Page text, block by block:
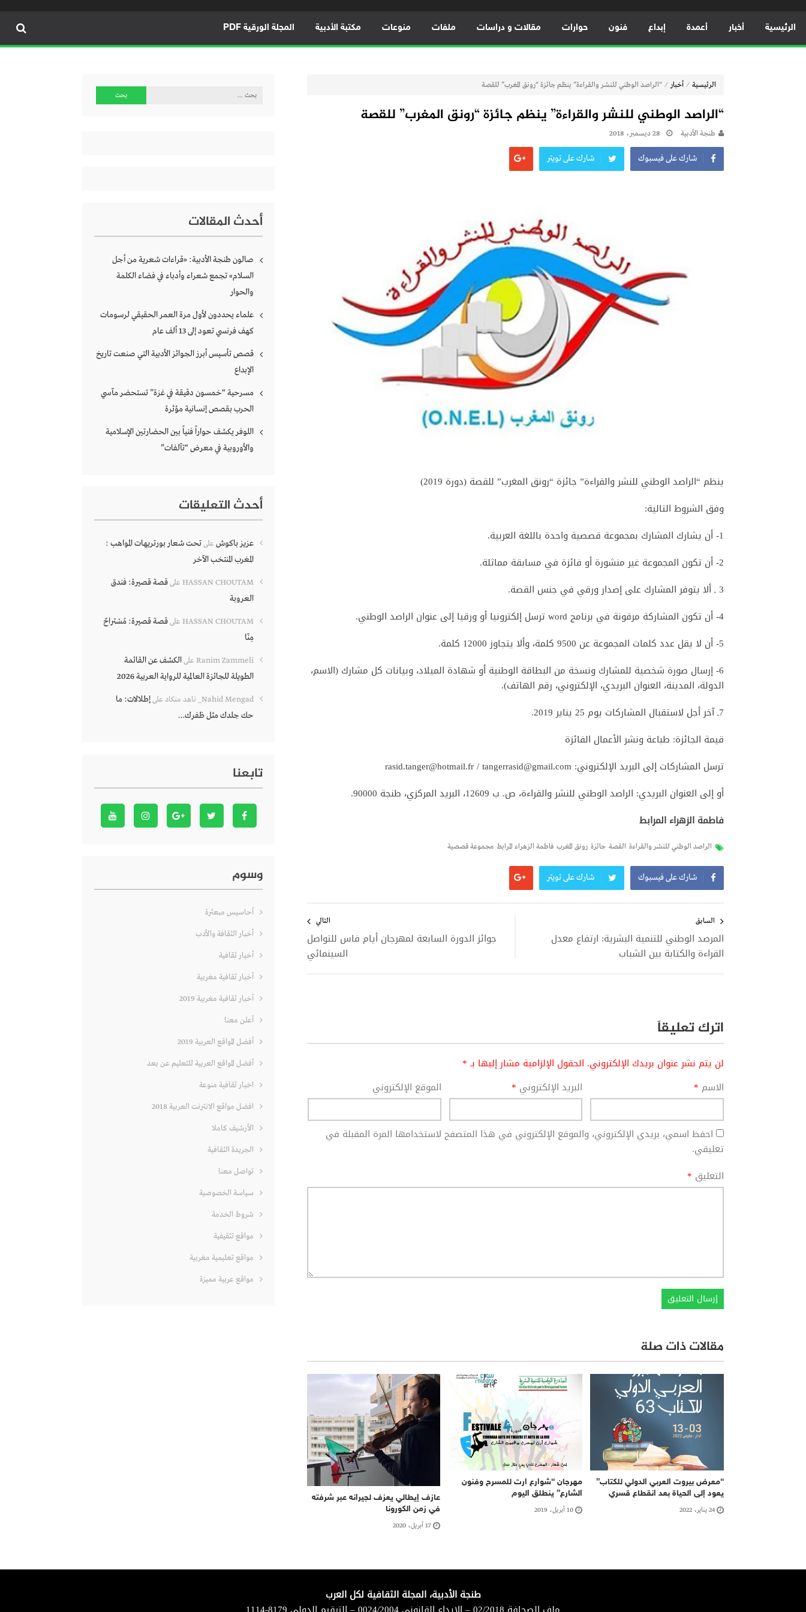
الرئيسية أخبار أعمدة إبداع فنون حوارات مقالات و دراسات ملفات منوعات مكتبة الأدبية المجلة الورقية PDF
الرئيسية ⁄ أخبار ⁄ “الراصد الوطني للنشر والقراءة” ينظم جائزة “رونق المغرب” للقصة
“الراصد الوطني للنشر والقراءة” ينظم جائزة “رونق المغرب” للقصة
طنجة الأدبية 28 ديسمبر، 2018
شارك على فيسبوك شارك على تويتر
ينظم “الراصد الوطني للنشر والقراءة” جائزة “رونق المغرب” للقصة (دورة 2019)
وفق الشروط التالية:
1- أن يشارك المشارك بمجموعة قصصية واحدة باللغة العربية.
2- أن تكون المجموعة غير منشورة أو فائزة في مسابقة مماثلة.
3 ـ ألا يتوفر المشارك على إصدار ورقي في جنس القصة.
4- أن تكون المشاركة مرقونة في برنامج word ترسل إلكترونيا أو ورقيا إلى عنوان الراصد الوطني.
5- أن لا يقل عدد كلمات المجموعة عن 9500 كلمة، وألا يتجاوز 12000 كلمة.
6- إرسال صورة شخصية للمشارك ونسخة من البطاقة الوطنية أو شهادة الميلاد، وبيانات كل مشارك (الاسم،
الدولة، المدينة، العنوان البريدي، الإلكتروني، رقم الهاتف).
7ـ آخر أجل لاستقبال المشاركات يوم 25 يناير 2019.
قيمة الجائزة: طباعة ونشر الأعمال الفائزة
ترسل المشاركات إلى البريد الإلكتروني: rasid.tanger@hotmail.fr / tangerrasid@gmail.com
أو إلى العنوان البريدي: الراصد الوطني للنشر والقراءة، ص. ب 12609، البريد المركزي، طنجة 90000.
فاطمة الزهراء المرابط
الراصد الوطني للنشر والقراءة القصة جائزة رونق المغرب فاطمة الزهراء المرابط مجموعة قصصية
شارك على فيسبوك شارك على تويتر
المقالات
السابق
المرصد الوطني للتنمية البشرية: ارتفاع معدل
القراءة والكتابة بين الشباب
التالي
جوائز الدورة السابعة لمهرجان أيام فاس للتواصل
السينمائي
اترك تعليقاً
لن يتم نشر عنوان بريدك الإلكتروني. الحقول الإلزامية مشار إليها بـ*
الاسم * البريد الإلكتروني * الموقع الإلكتروني
احفظ اسمي، بريدي الإلكتروني، والموقع الإلكتروني في هذا المتصفح لاستخدامها المرة المقبلة في
تعليقي.
التعليق *
مقالات ذات صلة
“معرض بيروت العربي الدولي للكتاب”
يعود إلى الحياة بعد انقطاع قسري
24 يناير، 2022
مهرجان “شوارع ارت للمسرح وفنون
الشارع” ينطلق اليوم
10 أبريل، 2019
عازف إيطالي يعزف لجيرانه عبر شرفته
في زمن الكورونا
17 أبريل، 2020
البحث
أحدث المقالات
صالون طنجة الأدبية: «قراءات شعرية من أجل
السلام» تجمع شعراء وأدباء في فضاء الكلمة
والحوار
علماء يحددون لأول مرة العمر الحقيقي لرسومات
كهف فرنسي تعود إلى 13 ألف عام
قصص تأسيس أبرز الجوائز الأدبية التي صنعت تاريخ
الإبداع
مسرحية “خمسون دقيقة في غزة” تستحضر مآسي
الحرب بقصص إنسانية مؤثرة
اللوفر يكشف حواراً فنياً بين الحضارتين الإسلامية
والأوروبية في معرض “تآلفات”
أحدث التعليقات
عزيز باكوش علىتحت شعار بورتريهات المواهب :
المغرب المنتخب الآخر
HASSAN CHOUTAM علىقصة قصيرة: فندق
العروبة
HASSAN CHOUTAM علىقصة قصيرة: مُسْتراحٌ
مِنّا
Ranim Zammeli علىالكشف عن القائمة
الطويلة للجائزة العالمية للرواية العربية 2026
Nahid Mengad_ ناهد منكاد علىإطلالات: ما
حك جلدك مثل ظفرك…
تابعنا
وسوم
أحاسيس مبعثرة
أخبار الثقافة والأدب
أخبار ثقافية
أخبار ثقافية مغربية
أخبار ثقافية مغربية 2019
أعلن معنا
أفضل المواقع العربية 2019
أفضل المواقع العربية للتعليم عن بعد
اخبار ثقافية منوعة
افضل مواقع الانترنت العربية 2018
الأرشيف كاملا
الجريدة الثقافية
تواصل معنا
سياسة الخصوصية
شروط الخدمة
مواقع تثقيفية
مواقع تعليمية مغربية
مواقع عربية مميزة
طنجة الأدبية، المجلة الثقافية لكل العرب